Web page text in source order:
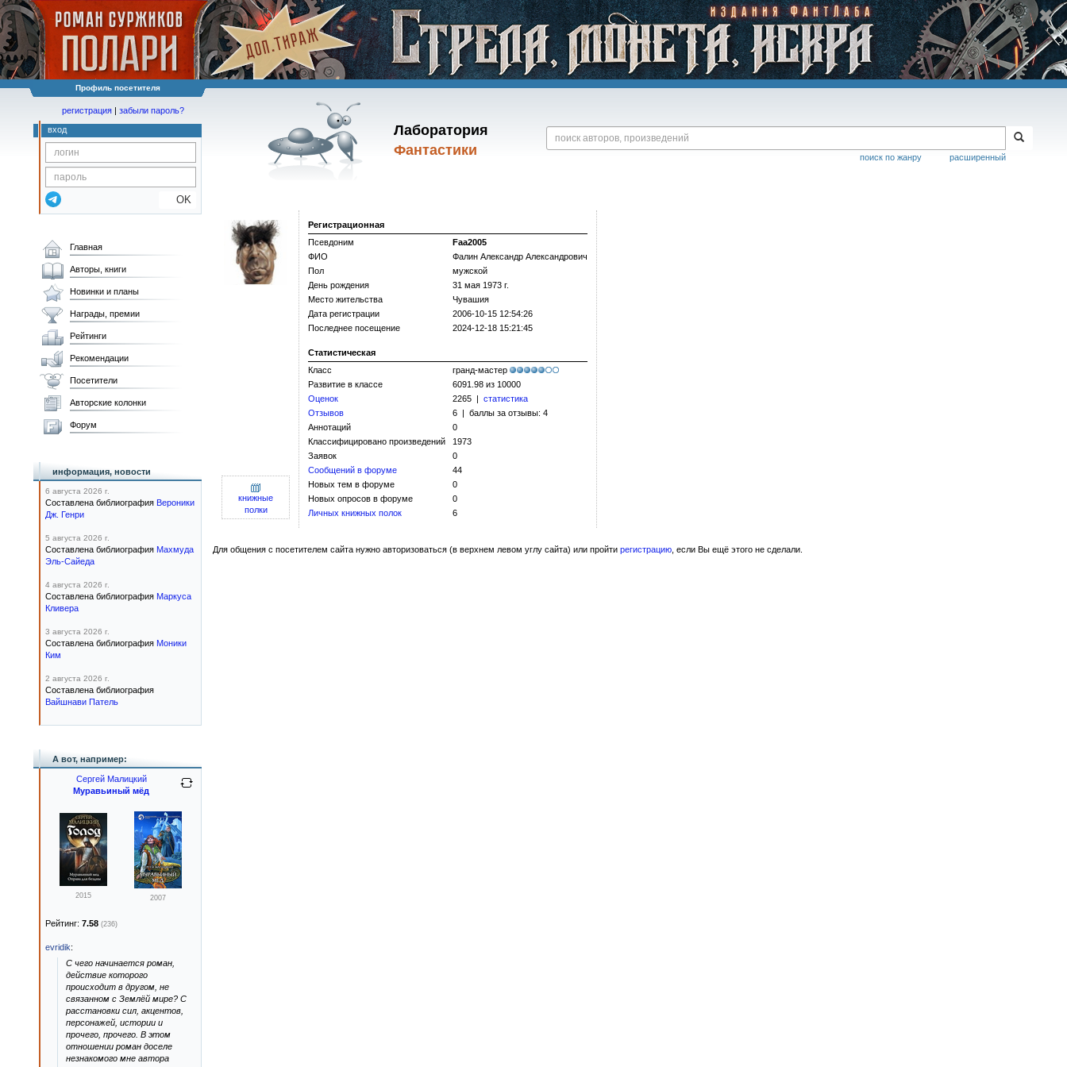
Профиль посетителя
Лаборатория
Фантастики
расширенный
поиск по жанру
регистрация | забыли пароль?
вход
OK
Регистрационная
Псевдоним
Faa2005
ФИО
Фалин Александр Александрович
Пол
мужской
День рождения
31 мая 1973 г.
Место жительства
Чувашия
Дата регистрации
2006-10-15 12:54:26
Последнее посещение
2024-12-18 15:21:45
Статистическая
Класс
гранд-мастер
Развитие в классе
6091.98 из 10000
Оценок
2265 | статистика
Отзывов
6 | баллы за отзывы: 4
Аннотаций
0
Классифицировано произведений
1973
Заявок
0
Сообщений в форуме
44
Новых тем в форуме
0
Новых опросов в форуме
0
Личных книжных полок
6
книжные
полки
Для общения с посетителем сайта нужно авторизоваться (в верхнем левом углу сайта) или пройти регистрацию , если Вы ещё этого не сделали.
Главная
Авторы, книги
Новинки и планы
Награды, премии
Рейтинги
Рекомендации
Посетители
Авторские колонки
Форум
информация, новости
6 августа 2026 г.
Составлена библиография Вероники
Дж. Генри
5 августа 2026 г.
Составлена библиография Махмуда
Эль-Сайеда
4 августа 2026 г.
Составлена библиография Маркуса
Кливера
3 августа 2026 г.
Составлена библиография Моники
Ким
2 августа 2026 г.
Составлена библиография
Вайшнави Патель
А вот, например:
Сергей Малицкий
Муравьиный мёд
2015 2007
Рейтинг: 7.58 (236)
evridik:
С чего начинается роман,
действие которого
происходит в другом, не
связанном с Землёй мире? С
расстановки сил, акцентов,
персонажей, истории и
прочего, прочего. В этом
отношении роман доселе
незнакомого мне автора